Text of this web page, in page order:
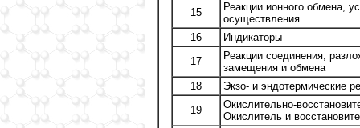
15
Реакции ионного обмена,
осуществления
16
Индикаторы
17
Реакции соединения,
замещения и обмена
18
Экзо- и эндотермические
19
Окислительно-
Окислитель и